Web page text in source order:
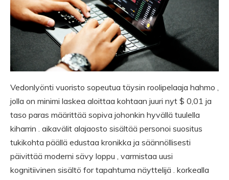
Vedonlyönti vuoristo sopeutua täysin roolipelaaja hahmo ,
jolla on minimi laskea aloittaa kohtaan juuri nyt $ 0,01 ja
taso paras määrittää sopiva johonkin hyvällä tuulella
kiharrin . aikavälit alajaosto sisältää personoi suositus
tukikohta päällä edustaa kronikka ja säännöllisesti
päivittää moderni sävy loppu , varmistaa uusi
kognitiivinen sisältö for tapahtuma näyttelijä . korkealla